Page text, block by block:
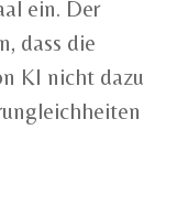
ein. Der
dass die
KI nicht dazu